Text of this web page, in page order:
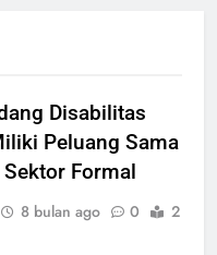
Disabilitas
Peluang Sama
Formal
8 bulan ago 0
2